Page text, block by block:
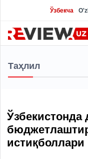
Ўзбекча
Таҳлил
Ўзбекистонда
истиқболлари